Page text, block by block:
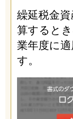
繰延税金
算すると
業年度に
す。